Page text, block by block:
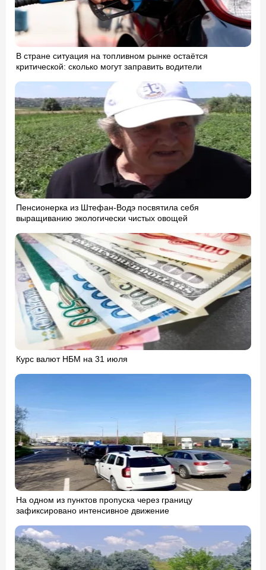
В стране ситуация на топливном рынке остаётся
критической: сколько могут заправить водители
Пенсионерка из Штефан-Водэ посвятила себя
выращиванию экологически чистых овощей
Курс валют НБМ на 31 июля
На одном из пунктов пропуска через границу
зафиксировано интенсивное движение